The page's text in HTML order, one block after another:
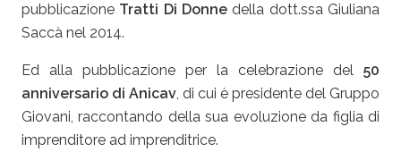
pubblicazione Tratti Di Donnedella dott.ssa Giuliana
Saccà nel 2014.
Ed alla pubblicazione per la celebrazione del 50
anniversario di Anicav, di cui è presidente del Gruppo
Giovani, raccontando della sua evoluzione da figlia di
imprenditore ad imprenditrice.